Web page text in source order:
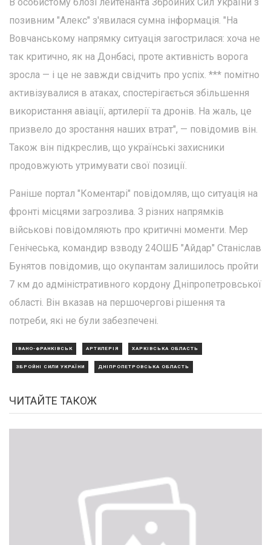
В особистому блозі лейтенанта Збройних Сил України з
позивним "Алекс" з'явилася сумна інформація. "На
Вовчанському напрямку ситуація загострилася: хоча не
так критично, як на Донбасі, проте активність ворога
зросла — і це не завжди свідчить про успіх. *** помітно
активізувалися в атаках, спостерігається збільшення
використання авіації, артилерії та дронів. На жаль, це
призвело до зростання наших втрат", — повідомив він.
Також він підкреслив, що українські захисники
продовжують утримувати свої позиції.
Раніше портал "Коментарі" повідомляв, що ситуація на
фронті місцями загрозлива. З різних напрямків
військові повідомляють про критичні моменти. Мер
Генічеська, командир взводу 24ОШБ "Айдар" Станіслав
Бунятов повідомив, що окупантам залишилось пройти
7 км до адміністративного кордону Дніпропетровської
області. Він вказав на першочергові рішення та
потреби, які не були забезпечені.
ІВАНО-ФРАНКІВСЬК АРТИЛЕРІЯ ХАРКІВСЬКА ОБЛАСТЬ
ЗБРОЙНІ СИЛИ УКРАЇНИ ДНІПРОПЕТРОВСЬКА ОБЛАСТЬ
ЧИТАЙТЕ ТАКОЖ